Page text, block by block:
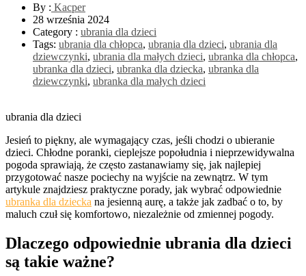
By : Kacper
28 września 2024
Category : ubrania dla dzieci
Tags: ubrania dla chłopca, ubrania dla dzieci, ubrania dla
dziewczynki, ubrania dla małych dzieci, ubranka dla chłopca,
ubranka dla dzieci, ubranka dla dziecka, ubranka dla
dziewczynki, ubranka dla małych dzieci
ubrania dla dzieci
Jesień to piękny, ale wymagający czas, jeśli chodzi o ubieranie
dzieci. Chłodne poranki, cieplejsze popołudnia i nieprzewidywalna
pogoda sprawiają, że często zastanawiamy się, jak najlepiej
przygotować nasze pociechy na wyjście na zewnątrz. W tym
artykule znajdziesz praktyczne porady, jak wybrać odpowiednie
ubranka dla dziecka na jesienną aurę, a także jak zadbać o to, by
maluch czuł się komfortowo, niezależnie od zmiennej pogody.
Dlaczego odpowiednie ubrania dla dzieci
są takie ważne?